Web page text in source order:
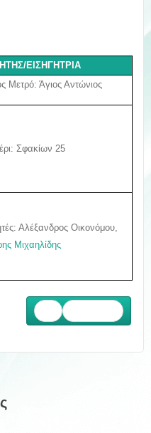
ΕΙΣΗΓΗΤΡΙΑ
Μετρό: Άγιος Αντώνιος
Σφακίων 25
Αλέξανδρος Οικονόμου,
Μιχαηλίδης